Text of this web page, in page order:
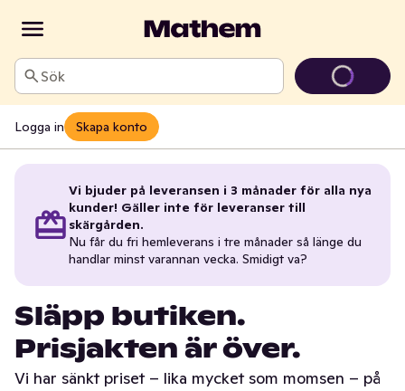
Sök
Logga in Skapa konto
Vi bjuder på leveransen i 3 månader för alla nya
kunder! Gäller inte för leveranser till
skärgården.
Nu får du fri hemleverans i tre månader så länge du
handlar minst varannan vecka. Smidigt va?
Släpp butiken.
Prisjakten är över.
Vi har sänkt priset – lika mycket som momsen – på